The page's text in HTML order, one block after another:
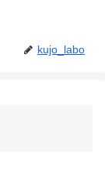
kujo_labo